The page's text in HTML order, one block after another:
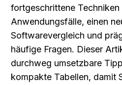
fortgeschrittene Techniken
Anwendungsfälle, einen
Softwarevergleich und
häufige Fragen. Dieser
durchweg umsetzbare
kompakte Tabellen, damit